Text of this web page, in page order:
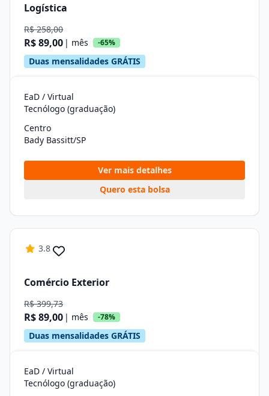
Logística
R$ 258,00
R$ 89,00 | mês -65%
Duas mensalidades GRÁTIS
EaD / Virtual
Tecnólogo (graduação)
Centro
Bady Bassitt/SP
Ver mais detalhes
Quero esta bolsa
3.8
Comércio Exterior
R$ 399,73
R$ 89,00 | mês -78%
Duas mensalidades GRÁTIS
EaD / Virtual
Tecnólogo (graduação)